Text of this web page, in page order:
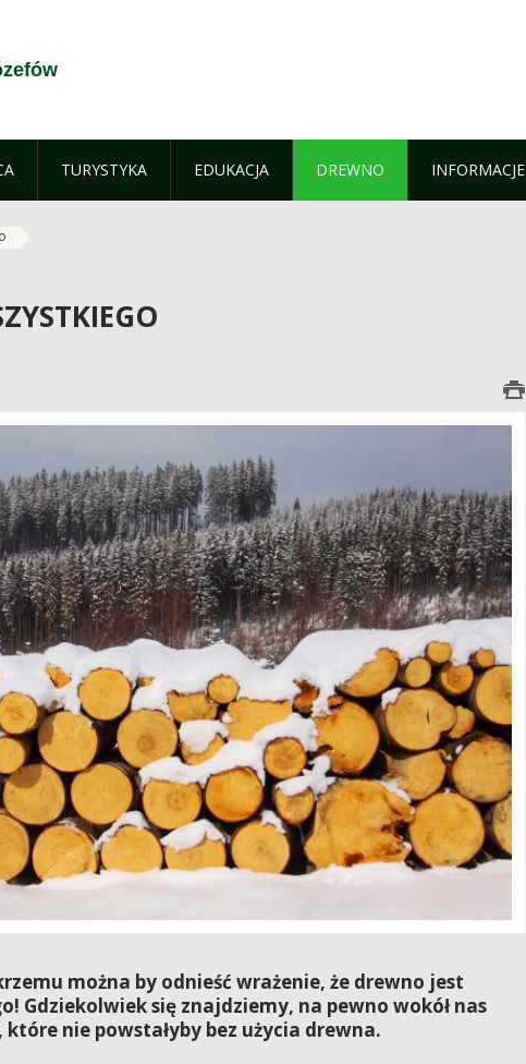
TURYSTYKA EDUKACJA DREWNO INFORMACJE
można by odnieść wrażenie, że drewno jest
Gdziekolwiek się znajdziemy, na pewno wokół nas
nie powstałyby bez użycia drewna.